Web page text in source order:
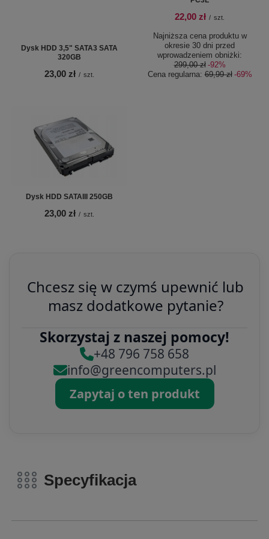
Dysk HDD 3,5" SATA3 SATA
320GB
23,00 zł / szt.
22,00 zł / szt.
Najniższa cena produktu w
okresie 30 dni przed
wprowadzeniem obniżki:
299,00 zł -92%
Cena regularna:69,99 zł -69%
Dysk HDD SATAIII 250GB
23,00 zł / szt.
Chcesz się w czymś upewnić lub
masz dodatkowe pytanie?
Skorzystaj z naszej pomocy!
+48 796 758 658
info@greencomputers.pl
Zapytaj o ten produkt
Specyfikacja